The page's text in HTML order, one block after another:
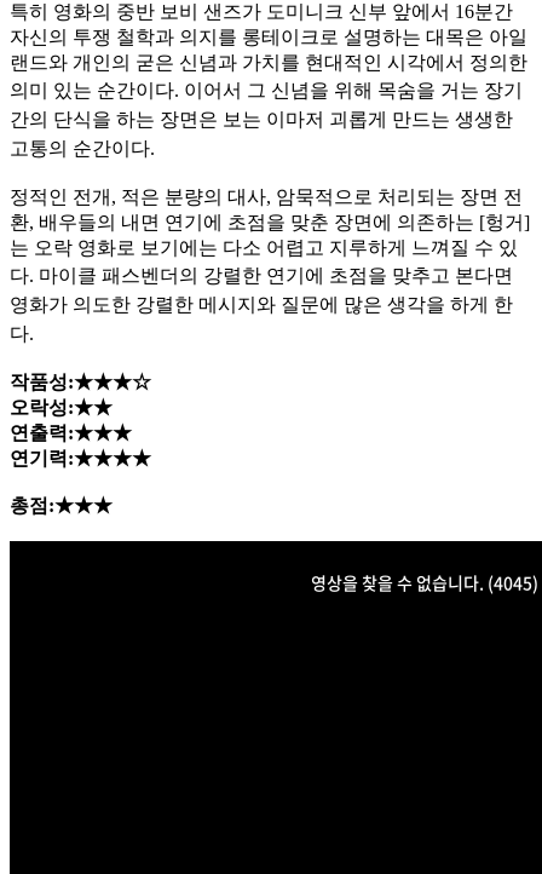
특히 영화의 중반 보비 샌즈가 도미니크 신부 앞에서 16분간
자신의 투쟁 철학과 의지를 롱테이크로 설명하는 대목은 아일
랜드와 개인의 굳은 신념과 가치를 현대적인 시각에서 정의한
의미 있는 순간이 다. 이어서 그 신념을 위해 목숨을 거는 장기
간의 단식을 하는 장면은 보는 이마저 괴롭게 만드는 생생한
고통의 순간이다.
정적인 전개, 적은 분량의 대사, 암묵적으로 처리되는 장면 전
환, 배우들의 내면 연기에 초점을 맞춘 장면에 의존하는 [헝거]
는 오락 영화로 보기에는 다소 어렵고 지루하게 느껴질 수 있
다. 마이클 패 스벤더의 강렬한 연기에 초점을 맞추고 본다면
영화가 의도한 강렬한 메시지와 질문에 많은 생각을 하게 한
다.
작품성:★★★☆
오락성:★★
연출력:★★★
연기력:★★★★
총점:★★★